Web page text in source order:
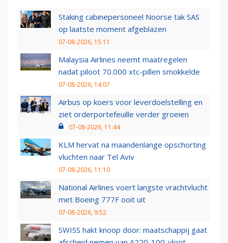
Staking cabinepersoneel Noorse tak SAS
op laatste moment afgeblazen
07-08-2026, 15:11
Malaysia Airlines neemt maatregelen
nadat piloot 70.000 xtc-pillen smokkelde
07-08-2026, 14:07
Airbus op koers voor leverdoelstelling en
ziet orderportefeuille verder groeien
07-08-2026, 11:44
KLM hervat na maandenlange opschorting
vluchten naar Tel Aviv
07-08-2026, 11:10
National Airlines voert langste vrachtvlucht
met Boeing 777F ooit uit
07-08-2026, 9:52
SWISS hakt knoop door: maatschappij gaat